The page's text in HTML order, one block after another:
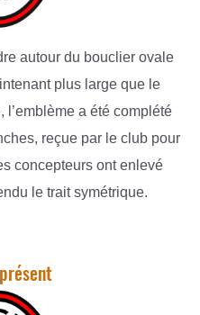
autour du bouclier ovale
plus large que le
a été complété
reçue par le club pour
concepteurs ont enlevé
le trait symétrique.